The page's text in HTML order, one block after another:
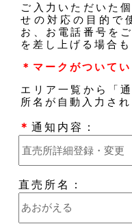
ご入力いただいた
せの対応の目的で
お、お電話番号を
を差し上げる場合
＊マークがついて
エリア一覧から「
所名が自動入力さ
＊通知内容：
直売所名：